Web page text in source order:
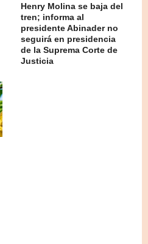
Henry Molina se baja del
tren; informa al
presidente Abinader no
seguirá en presidencia
de la Suprema Corte de
Justicia